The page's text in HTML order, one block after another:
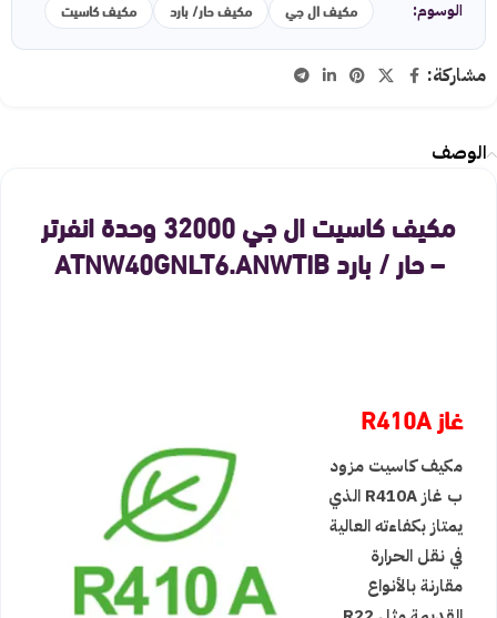
الوسوم: مكيف ال جي مكيف حار/ بارد مكيف كاسيت
مشاركة:
الوصف
مكيف كاسيت ال جي 32000 وحدة انفرتر
– حار / بارد ATNW40GNLT6.ANWTIB
غاز R410A
مكيف كاسيت مزود
ب غاز R410A الذي
يمتاز بكفاءته العالية
في نقل الحرارة
مقارنة بالأنواع